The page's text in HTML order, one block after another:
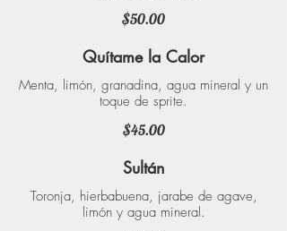
$50.00
Quítame la Calor
Menta, limón, granadina, agua mineral y un
toque de sprite.
$45.00
Sultán
Toronja, hierbabuena, jarabe de agave,
limón y agua mineral.